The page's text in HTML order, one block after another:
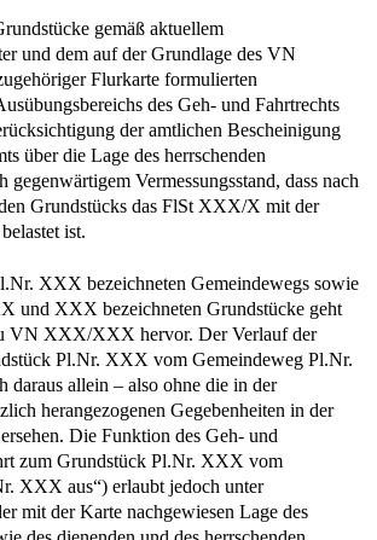
gemäß aktuellem
und dem auf der Grundlage des VN
Flurkarte formulierten
des Geh- und Fahrtrechts
der amtlichen Bescheinigung
über die Lage des herrschenden
gegenwärtigem Vermessungsstand, dass nach
Grundstücks das FlSt XXX/X mit der
ist.
XXX bezeichneten Gemeindewegs sowie
und XXX bezeichneten Grundstücke geht
VN XXX/XXX hervor. Der Verlauf der
Pl.Nr. XXX vom Gemeindeweg Pl.Nr.
daraus allein – also ohne die in der
herangezogenen Gegebenheiten in der
Die Funktion des Geh- und
zum Grundstück Pl.Nr. XXX vom
XXX aus“) erlaubt jedoch unter
mit der Karte nachgewiesen Lage des